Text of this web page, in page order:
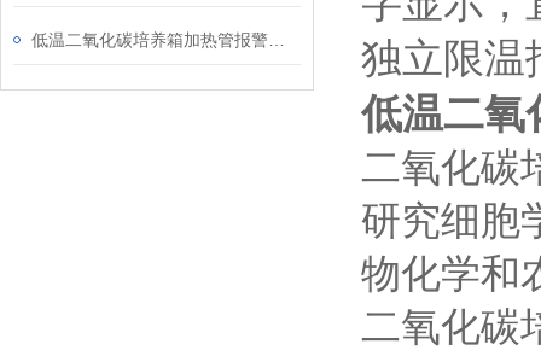
独立限温
低温二氧
二氧化碳
研究细胞
物化学和
二氧化碳